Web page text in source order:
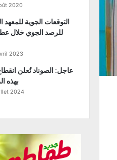
2020
التوقعات الجوية للمعهد
للرصد الجوي خلال
2023
عاجل: الصوناد تُعلن
بهذه
2024